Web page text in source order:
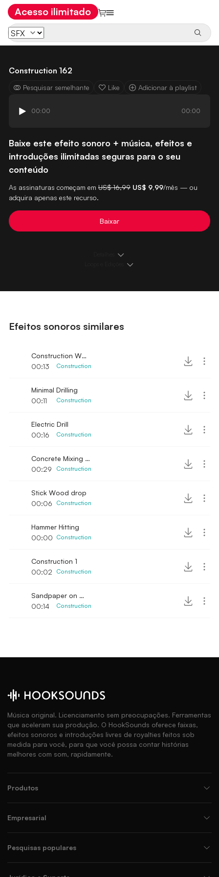
Acesso ilimitado
Construction 162
Pesquisar semelhante Like Adicionar à playlist
00:00 00:00
Baixe este efeito sonoro + música, efeitos e
introduções ilimitadas seguras para o seu
conteúdo
As assinaturas começam em US$ 16,99 US$ 9,99/mês — ou
adquira apenas este recurso.
Baixar
Efeitos sonoros similares
Construction Wood Hammer and Saw
00:13
Construction
Minimal Drilling
00:11
Construction
Electric Drill
00:16
Construction
Concrete Mixing manual
00:29
Construction
Stick Wood drop
00:06
Construction
Hammer Hitting
00:00 Construction
Construction 1
00:02
Construction
Sandpaper on Wood & Chainsaw engine
00:14
Construction
Música original. Licenciamento sem preocupações. Ferramentas
que aceleram sua produção. O HookSounds oferece faixas,
efeitos sonoros e introduções livres de royalties feitos sob
medida para você, para que você possa contar histórias
melhores com som, rapidamente.
Produtos
Empresarial
Pesquisas populares